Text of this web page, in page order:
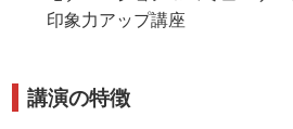
印象力アップ講座
講演の特徴